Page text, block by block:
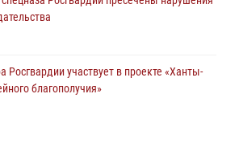
участвует в проекте «Ханты-
благополучия»